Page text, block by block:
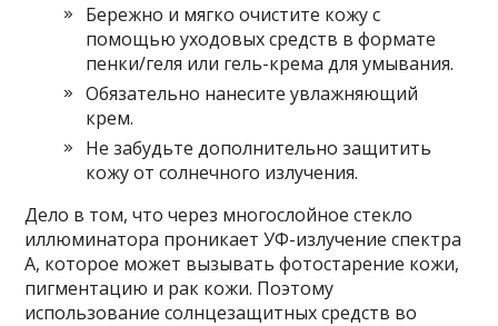
Бережно и мягко очистите кожу с
помощью уходовых средств в формате
пенки/геля или гель-крема для умывания.
Обязательно нанесите увлажняющий
крем.
Не забудьте дополнительно защитить
кожу от солнечного излучения.
Дело в том, что через многослойное стекло
иллюминатора проникает УФ-излучение спектра
А, которое может вызывать фотостарение кожи,
пигментацию и рак кожи. Поэтому
использование солнцезащитных средств во